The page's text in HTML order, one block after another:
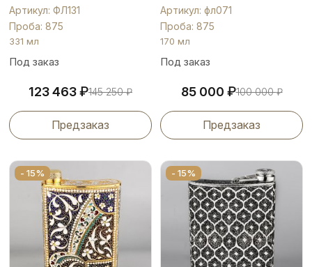
Артикул: ФЛ131
Проба: 875
331 мл
Под заказ
123 463₽145 250₽
Предзаказ
Артикул: фл071
Проба: 875
170 мл
Под заказ
85 000 ₽100 000₽
Предзаказ
- 15% - 15%